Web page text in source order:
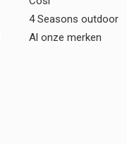
4 Seasons outdoor
Al onze merken